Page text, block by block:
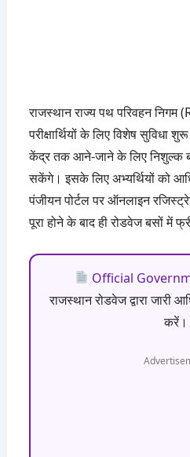
राजस्थान राज्य पथ परिवहन निगम
परीक्षार्थियों के लिए विशेष सुविधा शुरू
केंद्र तक आने-जाने के लिए निशुल्क
सकेंगे। इसके लिए अभ्यर्थियों को
पंजीयन पोर्टल पर ऑनलाइन
पूरा होने के बाद ही रोडवेज बसों में
Official
राजस्थान रोडवेज द्वारा
करें।